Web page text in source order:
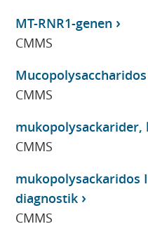
MT-RNR1-genen
CMMS
CMMS
mukopolysackarider,
CMMS
mukopolysackaridos
diagnostik
CMMS